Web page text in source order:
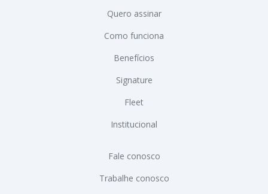
Quero assinar
Como funciona
Benefícios
Signature
Fleet
Institucional
Fale conosco
Trabalhe conosco